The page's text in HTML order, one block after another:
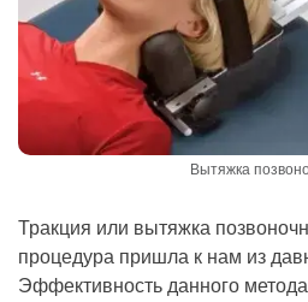
Вытяжка
Тракция или вытяжка
процедура пришла к нам из
Эффективность данного